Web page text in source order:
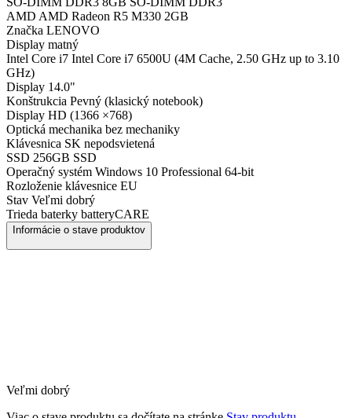
AMD AMD Radeon R5 M330 2GB
Značka LENOVO
Display matný
Intel Core i7 Intel Core i7 6500U (4M Cache, 2.50 GHz up to 3.10
GHz)
Display 14.0"
Konštrukcia Pevný (klasický notebook)
Display HD (1366 ×768)
Optická mechanika bez mechaniky
Klávesnica SK nepodsvietená
SSD 256GB SSD
Operačný systém Windows 10 Professional 64-bit
Rozloženie klávesnice EU
Stav Veľmi dobrý
Trieda baterky batteryCARE
Informácie o stave produktov
Veľmi dobrý